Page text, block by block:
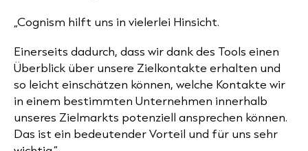
„Cognism hilft uns in vielerlei Hinsicht.
Einerseits dadurch, dass wir dank des Tools einen
Überblick über unsere Zielkontakte erhalten und
so leicht einschätzen können, welche Kontakte wir
in einem bestimmten Unternehmen innerhalb
unseres Zielmarkts potenziell ansprechen können.
Das ist ein bedeutender Vorteil und für uns sehr